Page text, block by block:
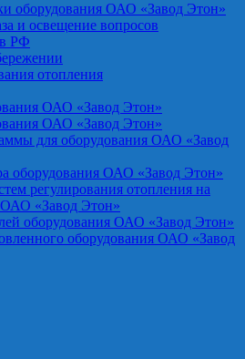
оборудования ОАО «Завод Этон»
и освещение вопросов
в РФ
отопления
ОАО «Завод Этон»
ОАО «Завод Этон»
для оборудования ОАО «Завод
оборудования ОАО «Завод Этон»
регулирования отопления на
ОАО «Завод Этон»
оборудования ОАО «Завод Этон»
оборудования ОАО «Завод